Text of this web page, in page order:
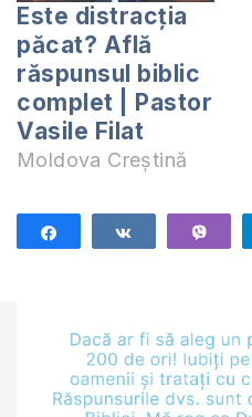
Este distracția
păcat? Află
răspunsul biblic
complet | Pastor
Vasile Filat
Moldova Creștină